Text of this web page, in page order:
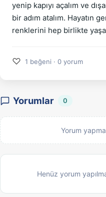
yenip kapıyı açalım ve
bir adım atalım. Hayatın
renklerini hep birlikte
♡ 1 beğeni · 0 yorum
Yorumlar 0
Yorum
Henüz yorum